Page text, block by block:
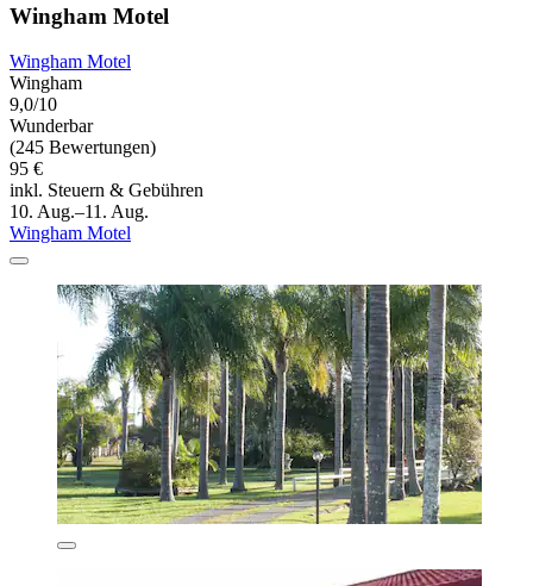
Wingham Motel
Wingham Motel
Wingham
9,0/10
Wunderbar
(245 Bewertungen)
95 €
inkl. Steuern & Gebühren
10. Aug.–11. Aug.
Wingham Motel